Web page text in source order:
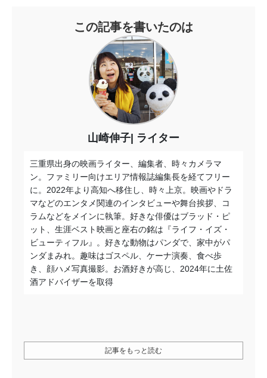
この記事を書いたのは
山崎伸子 ライター
三重県出身の映画ライター、編集者、時々カメラマ
ン。ファミリー向けエリア情報誌編集長を経てフリー
に。2022年より高知へ移住し、時々上京。映画やドラ
マなどのエンタメ関連のインタビューや舞台挨拶、コ
ラムなどをメインに執筆。好きな俳優はブラッド・ピ
ット、生涯ベスト映画と座右の銘は『ライフ・イズ・
ビューティフル』。好きな動物はパンダで、家中がパ
ンダまみれ。趣味はゴスペル、ケーナ演奏、食べ歩
き、顔ハメ写真撮影。お酒好きが高じ、2024年に土佐
酒アドバイザーを取得
記事をもっと読む